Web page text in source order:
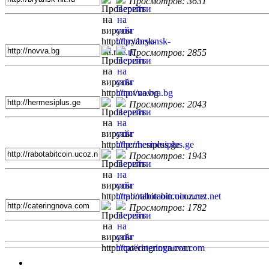
Просмотров: 2855
Просмотров: 2043
Просмотров: 1943
Просмотров: 1782